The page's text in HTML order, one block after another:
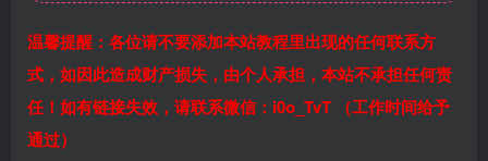
温馨提醒：各位请不要添加本站教程里出现的任何联系方
式，如因此造成财产损失，由个人承担，本站不承担任何责
任！如有链接失效，请联系微信：i0o_TvT （工作时间给予
通过）